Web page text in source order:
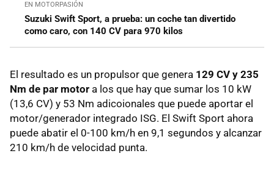
EN MOTORPASIÓN
Suzuki Swift Sport, a prueba: un coche tan divertido
como caro, con 140 CV para 970 kilos
El resultado es un propulsor que genera 129 CV y 235
Nm de par motor a los que hay que sumar los 10 kW
(13,6 CV) y 53 Nm adicoionales que puede aportar el
motor/generador integrado ISG. El Swift Sport ahora
puede abatir el 0-100 km/h en 9,1 segundos y alcanzar
210 km/h de velocidad punta.